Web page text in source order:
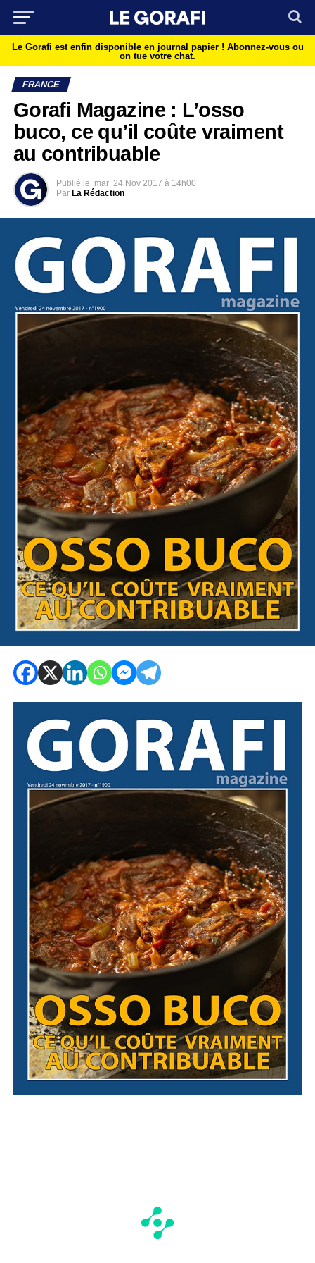
Le Gorafi est enfin disponible en journal papier ! Abonnez-vous ou
on tue votre chat.
FRANCE
Gorafi Magazine : L’osso
buco, ce qu’il coûte vraiment
au contribuable
Publié le mar 24 Nov 2017 à 14h00
Par La Rédaction